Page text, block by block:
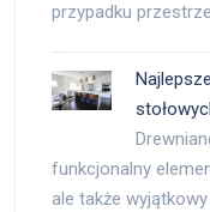
przypadku
funkcjonalny
ale także